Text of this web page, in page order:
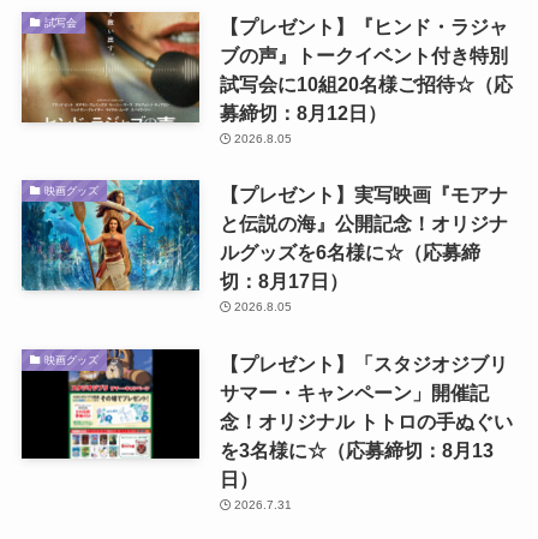
試写会
【プレゼント】『ヒンド・ラジャ
ブの声』トークイベント付き特別
試写会に10組20名様ご招待☆（応
募締切：8月12日）
2026.8.05
映画グッズ
【プレゼント】実写映画『モアナ
と伝説の海』公開記念！オリジナ
ルグッズを6名様に☆（応募締
切：8月17日）
2026.8.05
映画グッズ
【プレゼント】「スタジオジブリ
サマー・キャンペーン」開催記
念！オリジナル トトロの手ぬぐい
を3名様に☆（応募締切：8月13
日）
2026.7.31